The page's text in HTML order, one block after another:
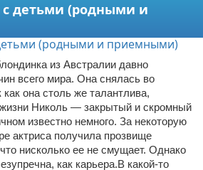
детьми (родными и
из Австралии давно
всего мира. Она снялась во
как она столь же талантлива,
жизни Николь — закрытый и скромный
известно немного. За некоторую
актриса получила прозвище
нисколько ее не смущает. Однако
как карьера.В какой-то